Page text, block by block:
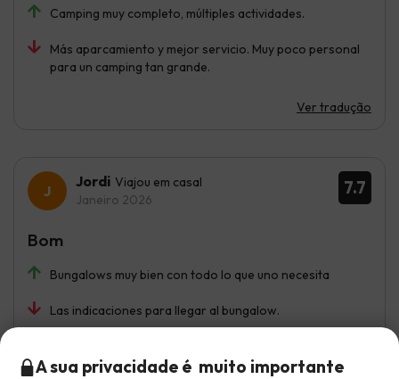
Camping muy completo, múltiples actividades.
Más aparcamiento y mejor servicio. Muy poco personal
para un camping tan grande.
Ver tradução
7.7
Jordi Viajou em casal
Janeiro 2026
Bungalows muy bien con todo lo que uno necesita
Las indicaciones para llegar al bungalow.
Bom
A sua privacidade é muito importante